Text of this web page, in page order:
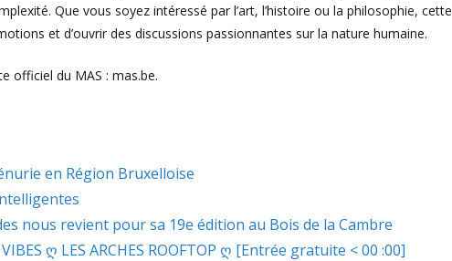
Que vous soyez intéressé par l’art, l’histoire ou la philosophie, cette
et d’ouvrir des discussions passionnantes sur la nature humaine.
officiel du MAS : mas.be.
en Région Bruxelloise
nous revient pour sa 19e édition au Bois de la Cambre
ღ LES ARCHES ROOFTOP ღ [Entrée gratuite < 00 :00]